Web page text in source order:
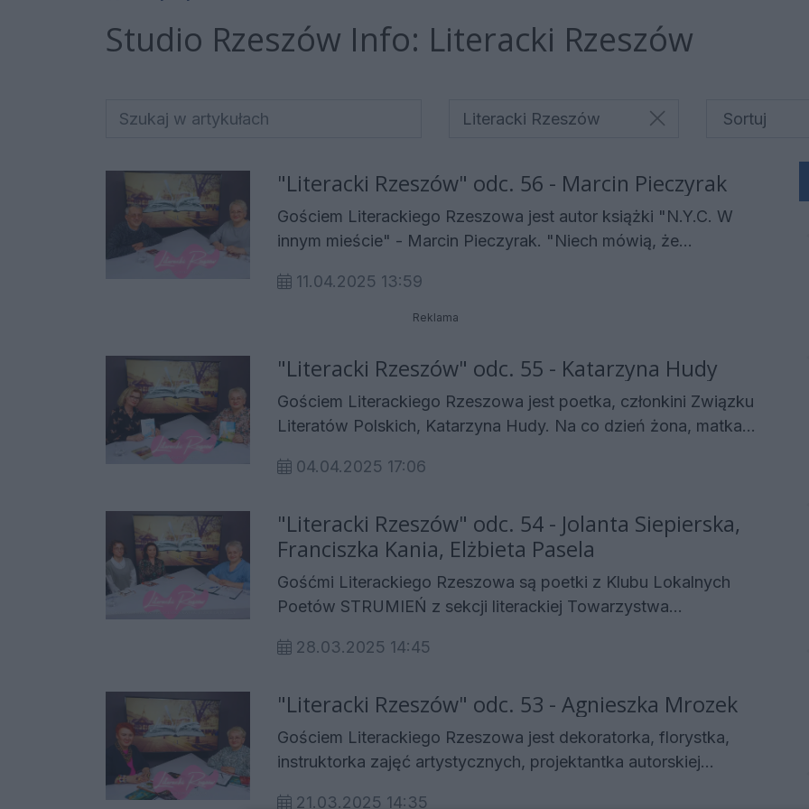
Studio Rzeszów Info: Literacki Rzeszów
Literacki Rzeszów
"Literacki Rzeszów" odc. 56 - Marcin Pieczyrak
Gościem Literackiego Rzeszowa jest autor książki "N.Y.C. W
innym mieście" - Marcin Pieczyrak. "Niech mówią, że
odnaleźć, ani tu, ani gdziekolwiek indziej... Mogą mówić, że
Miasto żyje z rabunku dusz... Mogą mówić, co zechcą... Lecz
prawdy o Nowym Jorku widziany oczami młodego studenta. O
niezwykłej historii opowiada autor w rozmowie z Małgorzatą
Matwij - Autor.
11.04.2025 13:59
Reklama
"Literacki Rzeszów" odc. 55 - Katarzyna Hudy
Gościem Literackiego Rzeszowa jest poetka, członkini Związku
Literatów Polskich, Katarzyna Hudy. Na co dzień żona, matka
niepełnosprawnymi. Na swoim literackim koncie ma wiele nagród
Literatów Polskich Oddział w Rzeszowie. O swoich pasjach,
twórczości, trudach łączenia życia osobistego i zawodowego z
literackim światem rozmawia z Małgorzatą Matwij - Autor.
04.04.2025 17:06
"Literacki Rzeszów" odc. 54 - Jolanta Siepierska,
Franciszka Kania, Elżbieta Pasela
Gośćmi Literackiego Rzeszowa są poetki z Klubu Lokalnych
Poetów STRUMIEŃ z sekcji literackiej Towarzystwa
poezję od trzydziestu lat. Pani Franciszka Kania pisze od
swoich marzeniach, planach i o tym, czym dla nich jest poezja
rozmawiają z Małgorzatą Matwij - Autor.
28.03.2025 14:45
"Literacki Rzeszów" odc. 53 - Agnieszka Mrozek
Gościem Literackiego Rzeszowa jest dekoratorka, florystka,
instruktorka zajęć artystycznych, projektantka autorskiej
21.03.2025 14:35